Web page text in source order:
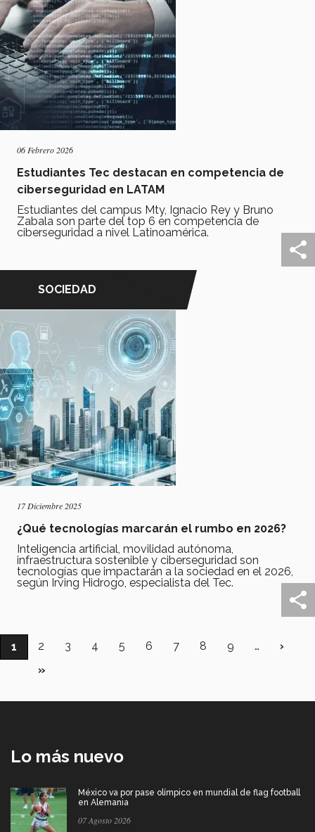
06 Febrero 2026
Estudiantes Tec destacan en competencia de
ciberseguridad en LATAM
Estudiantes del campus Mty, Ignacio Rey y Bruno
Zabala son parte del top 6 en competencia de
ciberseguridad a nivel Latinoamérica.
SOCIEDAD
17 Diciembre 2025
¿Qué tecnologías marcarán el rumbo en 2026?
Inteligencia artificial, movilidad autónoma,
infraestructura sostenible y ciberseguridad son
tecnologías que impactarán a la sociedad en el 2026,
según Irving Hidrogo, especialista del Tec.
Paginación
Página
actual
1 Página
2 Página
3 Página
4 Página
5 Página
6 Página
7 Página
8 Página
9 …
›
Última
»
Lo más nuevo
México va por pase olímpico en mundial de flag football
en Alemania
07 Agosto 2026